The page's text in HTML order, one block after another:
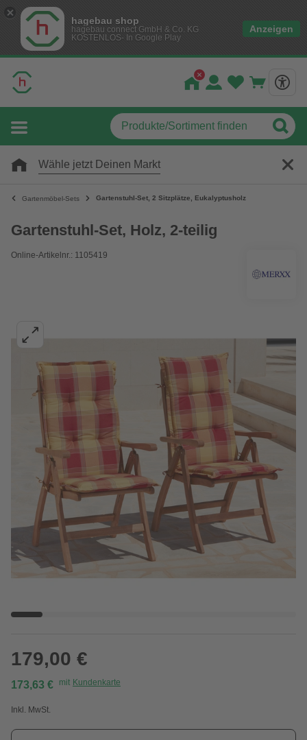
hagebau shop
hagebau connect GmbH & Co. KG
KOSTENLOS- In Google Play
Anzeigen
Wähle jetzt Deinen Markt
Gartenmöbel-Sets Gartenstuhl-Set, 2 Sitzplätze, Eukalyptusholz
Gartenstuhl-Set, Holz, 2-teilig
Online-Artikelnr.: 1105419
179,00 €
173,63 € mit Kundenkarte
Inkl. MwSt.